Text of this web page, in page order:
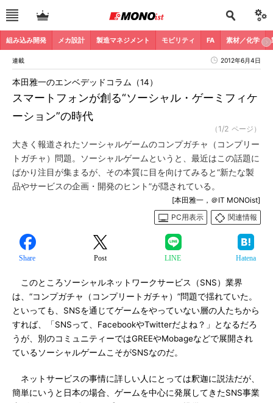
組み込み開発 メカ設計 製造マネジメント モビリティ FA 素材／化学
連載 2012年6月4日
スマートフォンが創る“ソーシャル・ゲーミフィケ
ーション”の時代
本田雅一のエンベデッドコラム（14）
（1/2 ページ）
大きく報道されたソーシャルゲームのコンプガチャ（コンプリー
トガチャ）問題。ソーシャルゲームというと、最近はこの話題に
ばかり注目が集まるが、その本質に目を向けてみると“新たな製
品やサービスの企画・開発のヒント”が隠されている。
[本田雅一，＠IT MONOist]
PC用表示
関連情報
Share Post LINE Hatena
このところソーシャルネットワークサービス（SNS）業界
は、“コンプガチャ（コンプリートガチャ）”問題で揺れていた。
といっても、SNSを通じてゲームをやっていない層の人たちから
すれば、「SNSって、FacebookやTwitterだよね？」となるだろ
うが、別のコミュニティーではGREEやMobageなどで展開され
ているソーシャルゲームこそがSNSなのだ。
ネットサービスの事情に詳しい人にとっては釈迦に説法だが、
簡単にいうと日本の場合、ゲームを中心に発展してきたSNS事業